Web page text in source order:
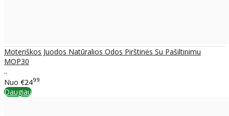
Moteriškos Juodos Natūralios Odos Pirštinės Su Pašiltinimu
MOP30
..
Nuo €2499
Daugiau